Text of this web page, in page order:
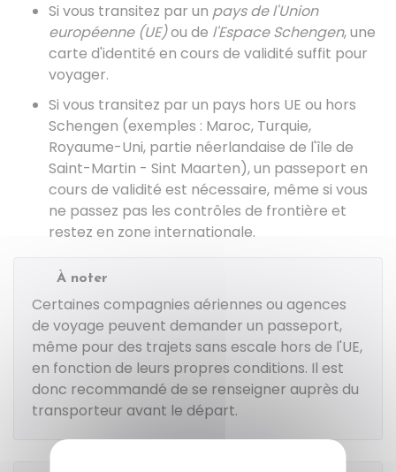
Si vous transitez par un pays de l'Union
européenne (UE)ou de l'Espace Schengen, une
carte d'identité en cours de validité suffit pour
voyager.
Si vous transitez par un pays hors UE ou hors
Schengen (exemples : Maroc, Turquie,
Royaume-Uni, partie néerlandaise de l'île de
Saint-Martin - Sint Maarten), un passeport en
cours de validité est nécessaire, même si vous
ne passez pas les contrôles de frontière et
restez en zone internationale.
À noter
Certaines compagnies aériennes ou agences
de voyage peuvent demander un passeport,
même pour des trajets sans escale hors de l'UE,
en fonction de leurs propres conditions. Il est
donc recommandé de se renseigner auprès du
transporteur avant le départ.